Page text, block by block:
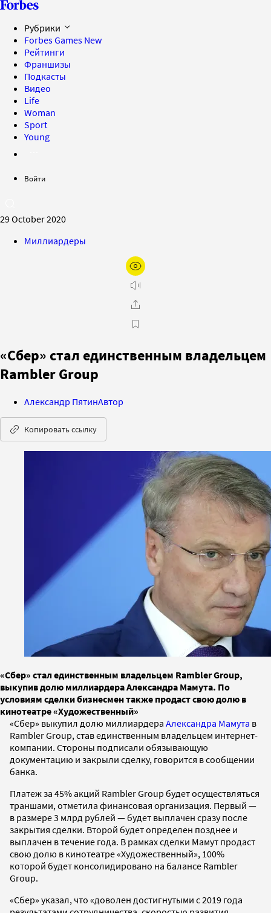
Рубрики
Forbes Games New
Рейтинги
Франшизы
Подкасты
Видео
Life
Woman
Sport
Young
Войти
29 October 2020
Миллиардеры
«Сбер» стал единственным владельцем
Rambler Group
Александр ПятинАвтор
Копировать ссылку
«Сбер» стал единственным владельцем Rambler Group,
выкупив долю миллиардера Александра Мамута. По
условиям сделки бизнесмен также продаст свою долю в
кинотеатре «Художественный»
«Сбер» выкупил долю миллиардера Александра Мамута в
Rambler Group, став единственным владельцем интернет-
компании. Стороны подписали обязывающую
документацию и закрыли сделку, говорится в сообщении
банка.
Платеж за 45% акций Rambler Group будет осуществляться
траншами, отметила финансовая организация. Первый —
в размере 3 млрд рублей — будет выплачен сразу после
закрытия сделки. Второй будет определен позднее и
выплачен в течение года. В рамках сделки Мамут продаст
свою долю в кинотеатре «Художественный», 100%
которой будет консолидировано на балансе Rambler
Group.
«Сбер» указал, что «доволен достигнутыми с 2019 года